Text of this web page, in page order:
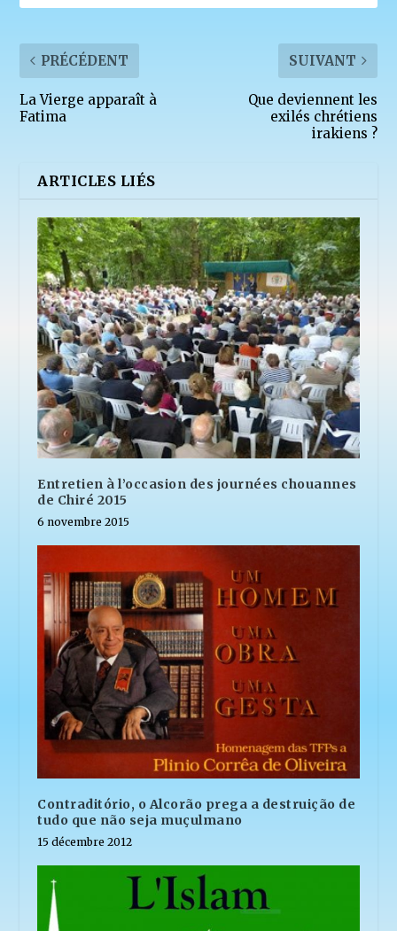
PRÉCÉDENT
La Vierge apparaît à
Fatima
SUIVANT
Que deviennent les
exilés chrétiens
irakiens ?
ARTICLES LIÉS
Entretien à l’occasion des journées chouannes
de Chiré 2015
6 novembre 2015
Contraditório, o Alcorão prega a destruição de
tudo que não seja muçulmano
15 décembre 2012